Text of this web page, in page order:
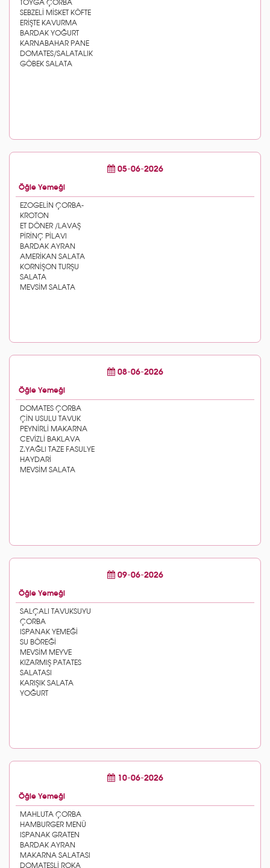
05-06-2026
Öğle Yemeği
08-06-2026
Öğle Yemeği
09-06-2026
Öğle Yemeği
10-06-2026
Öğle Yemeği